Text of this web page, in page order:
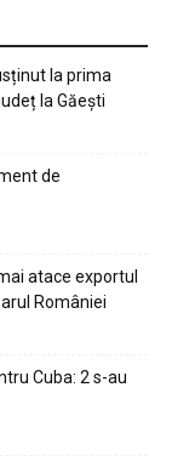
la prima
la Găești
de
atace exportul
României
Cuba: 2 s-au